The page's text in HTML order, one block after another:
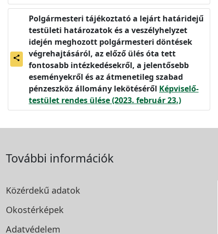
share
Polgármesteri tájékoztató a lejárt határidejű
testületi határozatok és a veszélyhelyzet
idején meghozott polgármesteri döntések
végrehajtásáról, az előző ülés óta tett
fontosabb intézkedésekről, a jelentősebb
eseményekről és az átmenetileg szabad
pénzeszköz állomány lekötéséről Képviselő-
testület rendes ülése (2023. február 23.)
További információk
Közérdekű adatok
Okostérképek
Adatvédelem